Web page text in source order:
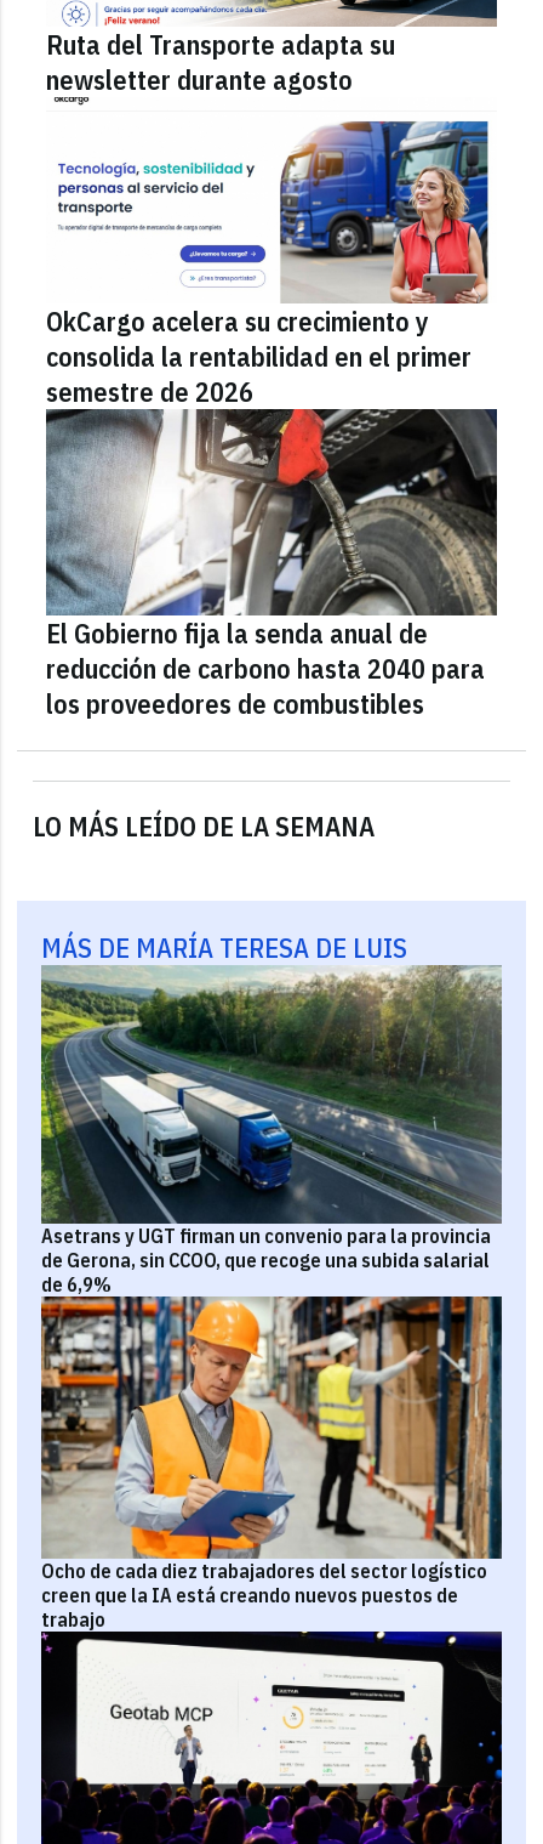
LO MÁS LEÍDO DE LA SEMANA
MÁS DE MARÍA TERESA DE LUIS
Asetrans y UGT firman un convenio para la provincia
de Gerona, sin CCOO, que recoge una subida salarial
de 6,9%
Ocho de cada diez trabajadores del sector logístico
creen que la IA está creando nuevos puestos de
trabajo
Ruta del Transporte adapta su
newsletter durante agosto
OkCargo acelera su crecimiento y
consolida la rentabilidad en el primer
semestre de 2026
El Gobierno fija la senda anual de
reducción de carbono hasta 2040 para
los proveedores de combustibles